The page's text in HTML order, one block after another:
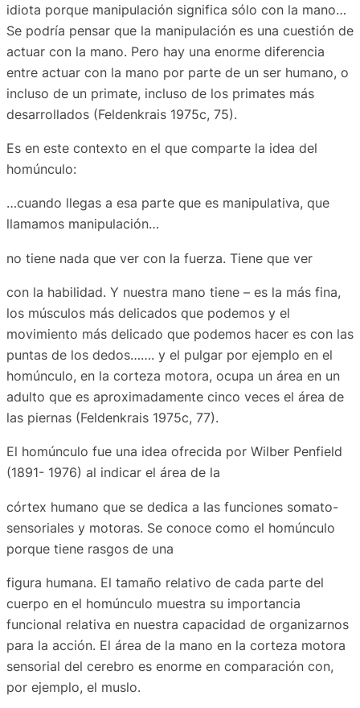
idiota porque manipulación significa sólo con la mano…
Se podría pensar que la manipulación es una cuestión de
actuar con la mano. Pero hay una enorme diferencia
entre actuar con la mano por parte de un ser humano, o
incluso de un primate, incluso de los primates más
desarrollados (Feldenkrais 1975c, 75).
Es en este contexto en el que comparte la idea del
homúnculo:
…cuando llegas a esa parte que es manipulativa, que
llamamos manipulación…
no tiene nada que ver con la fuerza. Tiene que ver
con la habilidad. Y nuestra mano tiene – es la más fina,
los músculos más delicados que podemos y el
movimiento más delicado que podemos hacer es con las
puntas de los dedos……. y el pulgar por ejemplo en el
homúnculo, en la corteza motora, ocupa un área en un
adulto que es aproximadamente cinco veces el área de
las piernas (Feldenkrais 1975c, 77).
El homúnculo fue una idea ofrecida por Wilber Penfield
(1891- 1976) al indicar el área de la
córtex humano que se dedica a las funciones somato-
sensoriales y motoras. Se conoce como el homúnculo
porque tiene rasgos de una
figura humana. El tamaño relativo de cada parte del
cuerpo en el homúnculo muestra su importancia
funcional relativa en nuestra capacidad de organizarnos
para la acción. El área de la mano en la corteza motora
sensorial del cerebro es enorme en comparación con,
por ejemplo, el muslo.